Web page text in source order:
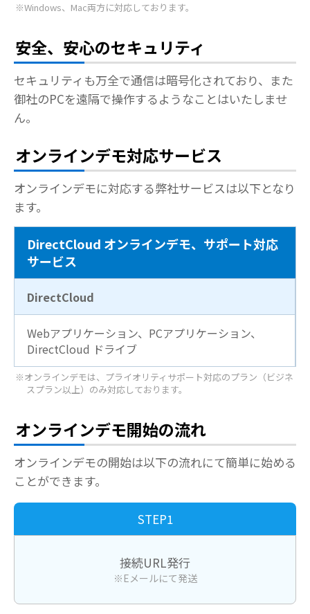
※Windows、Mac両方に対応しております。
安全、安心のセキュリティ
セキュリティも万全で通信は暗号化されており、また
御社のPCを遠隔で操作するようなことはいたしませ
ん。
オンラインデモ対応サービス
オンラインデモに対応する弊社サービスは以下となり
ます。
DirectCloud オンラインデモ、サポート対応
サービス
DirectCloud
Webアプリケーション、PCアプリケーション、
DirectCloud ドライブ
※オンラインデモは、プライオリティサポート対応のプラン（ビジネ
スプラン以上）のみ対応しております。
オンラインデモ開始の流れ
オンラインデモの開始は以下の流れにて簡単に始める
ことができます。
STEP1
接続URL発行
※Eメールにて発送